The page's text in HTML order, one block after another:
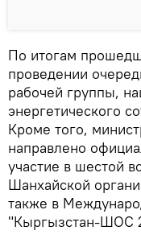
По итогам
проведении
рабочей группы,
энергетического
Кроме того,
направлено
участие в шестой
Шанхайской
также в
"Кыргызстан‑ШОС